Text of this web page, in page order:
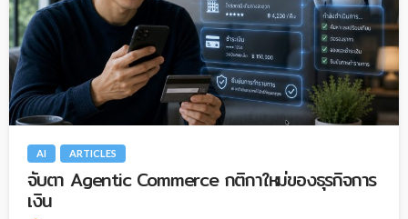
AI ARTICLES
จับตา Agentic Commerce กติกาใหม่ของธุรกิจการ
เงิน